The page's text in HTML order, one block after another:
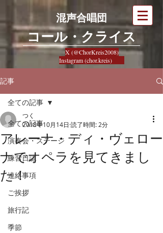
混声合唱団
​コール・クライス
X (@ChorKreis2008)
Instagram (chor.kreis)
記事
全ての記事
演奏会・ステージ
練習日誌
連絡事項
ご挨拶
旅行記
季節
全ての記事
アレーナ・ディ・ヴェロー
ナでオペラを見てきまし
た！
つく
2018年10月14日 読了時間: 2分